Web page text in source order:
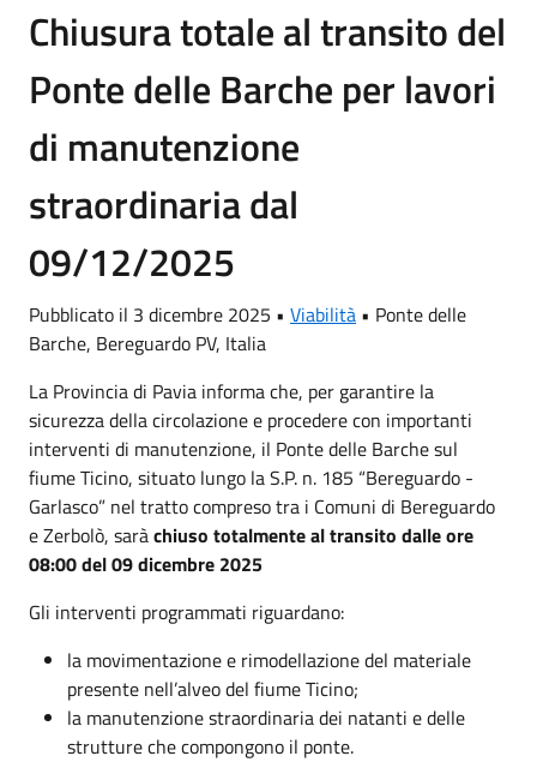
Chiusura totale al transito del
Ponte delle Barche per lavori
di manutenzione
straordinaria dal
09/12/2025
Pubblicato il 3 dicembre 2025 • Viabilità • Ponte delle
Barche, Bereguardo PV, Italia
La Provincia di Pavia informa che, per garantire la
sicurezza della circolazione e procedere con importanti
interventi di manutenzione, il Ponte delle Barche sul
fiume Ticino, situato lungo la S.P. n. 185 “Bereguardo -
Garlasco” nel tratto compreso tra i Comuni di Bereguardo
e Zerbolò, saràchiuso totalmente al transito dalle ore
08:00 del 09 dicembre 2025
Gli interventi programmati riguardano:
la movimentazione e rimodellazione del materiale
presente nell’alveo del fiume Ticino;
la manutenzione straordinaria dei natanti e delle
strutture che compongono il ponte.